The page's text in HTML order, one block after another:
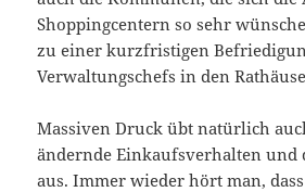
Shoppingcentern so sehr
zu einer kurzfristigen
Verwaltungschefs in den
Massiven Druck übt natürlich
ändernde Einkaufsverhalten und
aus. Immer wieder hört man,